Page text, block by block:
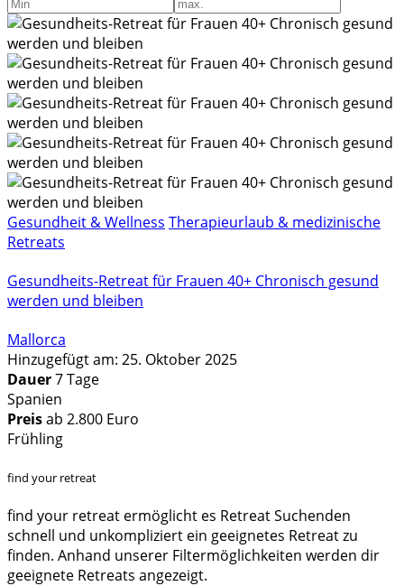
Gesundheit & Wellness Therapieurlaub & medizinische
Retreats
Gesundheits-Retreat für Frauen 40+ Chronisch gesund
werden und bleiben
Mallorca
Hinzugefügt am: 25. Oktober 2025
Dauer7 Tage
Spanien
Preisab 2.800 Euro
Frühling
find your retreat
find your retreat ermöglicht es Retreat Suchenden
schnell und unkompliziert ein geeignetes Retreat zu
finden. Anhand unserer Filtermöglichkeiten werden dir
geeignete Retreats angezeigt.